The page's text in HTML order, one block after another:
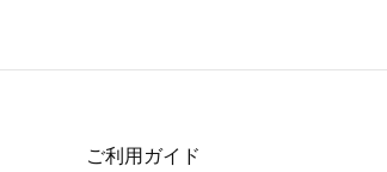
ご利用ガイド